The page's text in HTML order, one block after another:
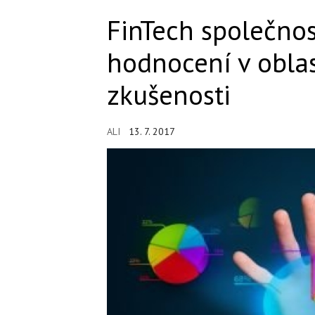
FinTech
hodnocení v
zkušenosti
ALI 13. 7. 2017